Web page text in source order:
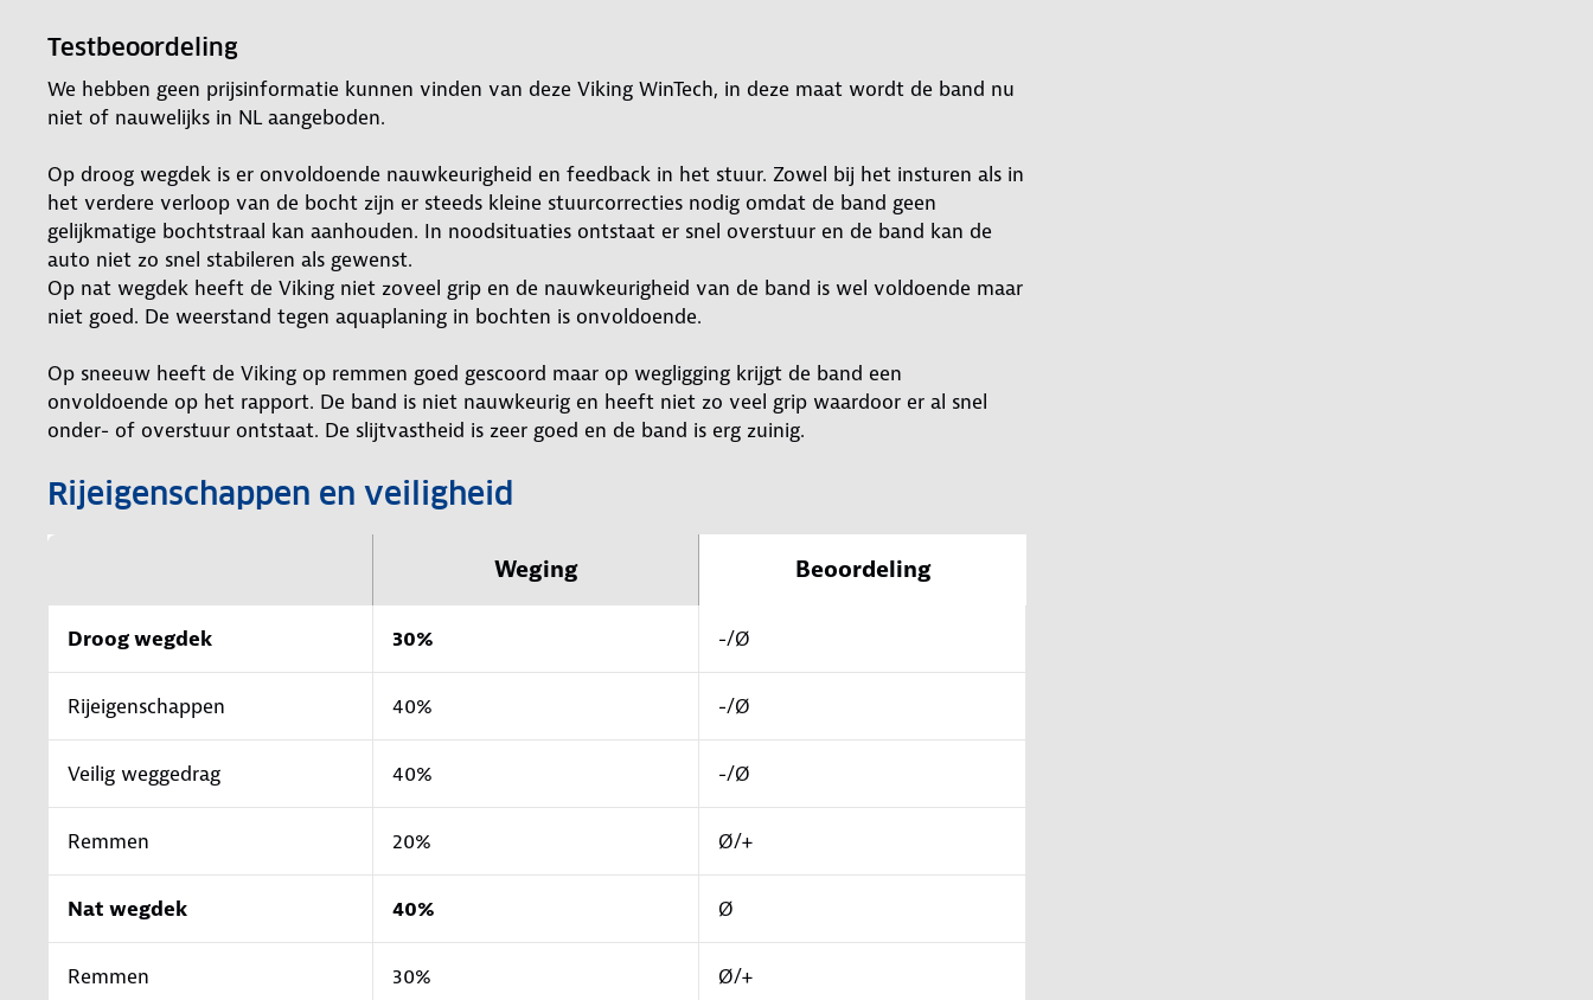
Testbeoordeling
We hebben geen prijsinformatie kunnen vinden van deze Viking WinTech, in deze maat wordt de band nu
niet of nauwelijks in NL aangeboden.
Op droog wegdek is er onvoldoende nauwkeurigheid en feedback in het stuur. Zowel bij het insturen als in
het verdere verloop van de bocht zijn er steeds kleine stuurcorrecties nodig omdat de band geen
gelijkmatige bochtstraal kan aanhouden. In noodsituaties ontstaat er snel overstuur en de band kan de
auto niet zo snel stabileren als gewenst.
Op nat wegdek heeft de Viking niet zoveel grip en de nauwkeurigheid van de band is wel voldoende maar
niet goed. De weerstand tegen aquaplaning in bochten is onvoldoende.
Op sneeuw heeft de Viking op remmen goed gescoord maar op wegligging krijgt de band een
onvoldoende op het rapport. De band is niet nauwkeurig en heeft niet zo veel grip waardoor er al snel
onder- of overstuur ontstaat. De slijtvastheid is zeer goed en de band is erg zuinig.
Rijeigenschappen en veiligheid
Weging Beoordeling
Droog wegdek 30% -/Ø
Rijeigenschappen 40% -/Ø
Veilig weggedrag 40% -/Ø
Remmen 20% Ø/+
Nat wegdek 40% Ø
Remmen 30% Ø/+